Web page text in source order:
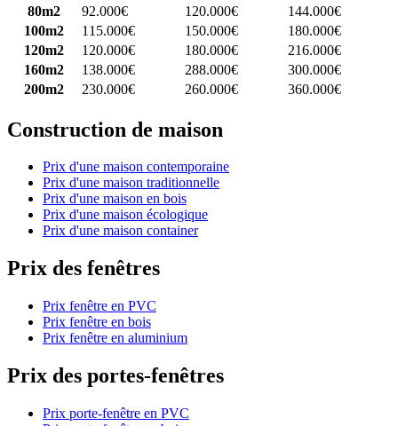
80m2
92.000€ 120.000€
144.000€
100m2
115.000€ 150.000€
180.000€
120m2
120.000€ 180.000€
216.000€
160m2
138.000€ 288.000€
300.000€
200m2
230.000€ 260.000€ 360.000€
Construction de maison
Prix d'une maison contemporaine
Prix d'une maison traditionnelle
Prix d'une maison en bois
Prix d'une maison écologique
Prix d'une maison container
Prix des fenêtres
Prix fenêtre en PVC
Prix fenêtre en bois
Prix fenêtre en aluminium
Prix des portes-fenêtres
Prix porte-fenêtre en PVC